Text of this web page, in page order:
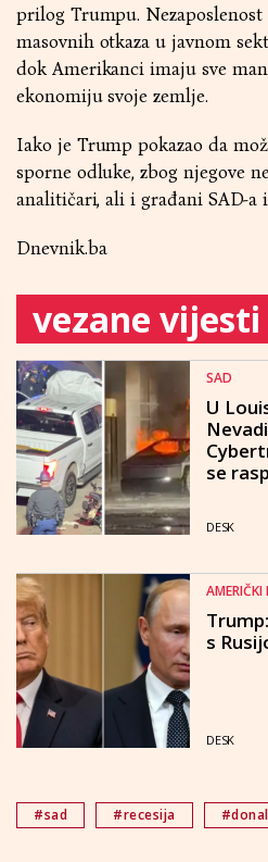
prilog Trumpu.
masovnih otkaza u javnom
dok Amerikanci imaju sve
ekonomiju svoje zemlje.
Iako je Trump pokazao da
sporne odluke, zbog njegove
analitičari, ali i građani SAD-a
Dnevnik.ba
vezane vijesti
SAD
U
se
DESK
AMERIČKI
s
DESK
#sad #recesija